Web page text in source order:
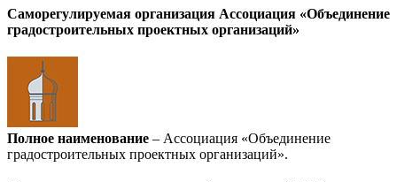
Саморегулируемая организация Ассоциация «Объединение
градостроительных проектных организаций»
Полное наименование – Ассоциация «Объединение
градостроительных проектных организаций».